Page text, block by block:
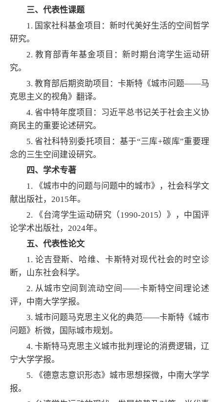
三、 代表性课题
1. 国家社科基金项目：新时代美好生活的空间哲学
研究。
2. 教育部青年基金项目：新时期台湾学生运动研
究。
3. 教育部后期资助项目：卡斯特《城市问题——马
克思主义的视角》翻译。
4. 省中特年度项目：习近平总书记关于社会主义协
商民主的重要论述研究。
5. 省社科特别委托项目：基于“三库+碳库”重要理
念的三生空间建设研究。
四、学术专著
1. 《城市中的问题与问题中的城市》，社会科学文
献出版社，2015年。
2. 《台湾学生运动研究（1990-2015）》，中国评
论学术出版社，2024年。
五、代表性论文
1. 论吉登斯、哈维、卡斯特对现代社会的时空诊
断，山东社会科学。
2. 从城市空间到流动空间——卡斯特空间理论述
评，中南大学学报。
3. 城市问题马克思主义化的典范——卡斯特《城市
问题》析微，国际城市规划。
4. 卡斯特马克思主义城市批判理论的消费逻辑，辽
宁大学学报。
5. 《德意志意识形态》城市思想探微，中南大学学
报。